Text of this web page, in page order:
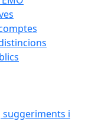
suggeriments i